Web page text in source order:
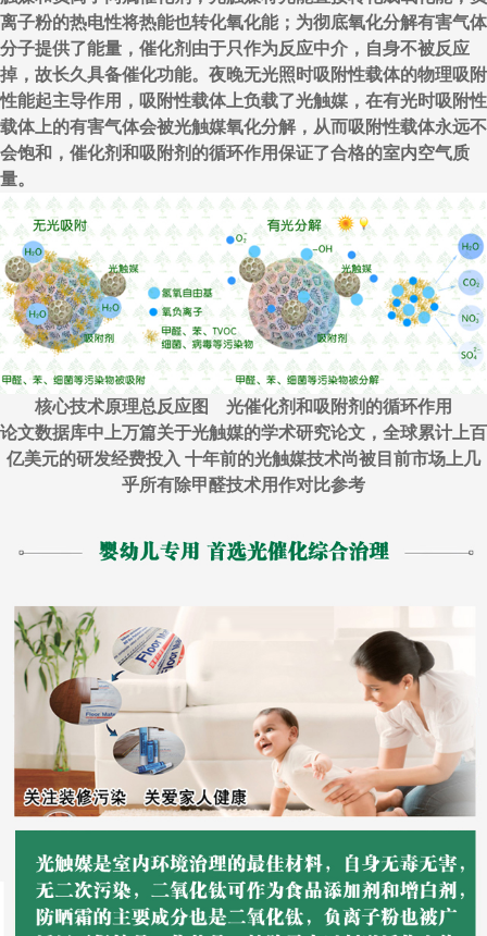
离子粉的热电性将热能也转化氧化能；为彻底氧化分解有害气体
分子提供了能量，催化剂由于只作为反应中介，自身不被反应
掉，故长久具备催化功能。夜晚无光照时吸附性载体的物理吸附
性能起主导作用，吸附性载体上负载了光触媒，在有光时吸附性
载体上的有害气体会被光触媒氧化分解，从而吸附性载体永远不
会饱和，催化剂和吸附剂的循环作用保证了合格的室内空气质
量。
核心技术原理总反应图 光催化剂和吸附剂的循环作用
论文数据库中上万篇关于光触媒的学术研究论文，全球累计上百
亿美元的研发经费投入 十年前的光触媒技术尚被目前市场上几
乎所有除甲醛技术用作对比参考